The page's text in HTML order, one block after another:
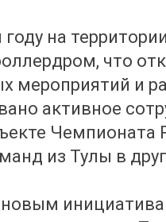
на
что
мероприятий и
активное
Чемпионата
из Тулы в
новым